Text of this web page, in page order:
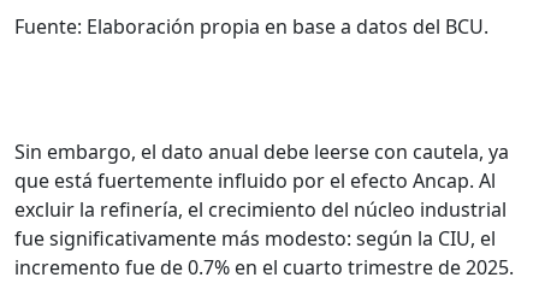
Fuente: Elaboración propia en base a datos del BCU.
Sin embargo, el dato anual debe leerse con cautela, ya
que está fuertemente influido por el efecto Ancap. Al
excluir la refinería, el crecimiento del núcleo industrial
fue significativamente más modesto: según la CIU, el
incremento fue de 0.7% en el cuarto trimestre de 2025.